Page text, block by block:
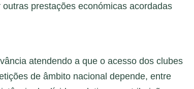
prestações económicas acordadas
atendendo a que o acesso dos clubes
de âmbito nacional depende, entre